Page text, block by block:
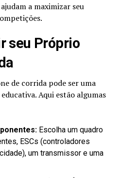
a maximizar seu
seu Próprio
de corrida pode ser uma
Aqui estão algumas
Escolha um quadro
ESCs (controladores
um transmissor e uma